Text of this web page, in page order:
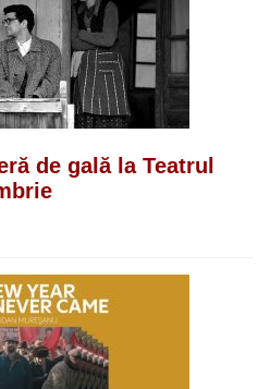
de gală la Teatrul